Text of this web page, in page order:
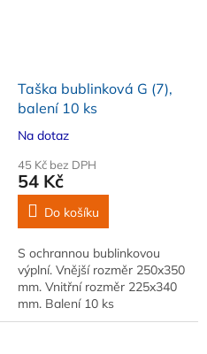
Taška bublinková G (7),
balení 10 ks
Na dotaz
45 Kč bez DPH
54 Kč
Do košíku
S ochrannou bublinkovou
výplní. Vnější rozměr 250x350
mm. Vnitřní rozměr 225x340
mm. Balení 10 ks